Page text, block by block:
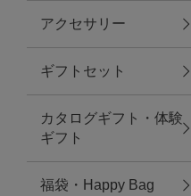
タオル
ウエア＆バッグ
ウエア
レイングッズ
アクセサリー
ギフトセット
カタログギフト・体験
ギフト
福袋・Happy Bag